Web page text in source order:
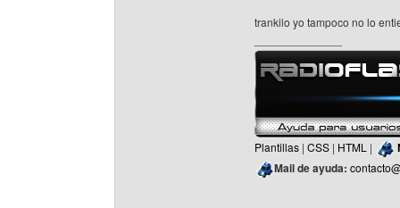
trankilo yo tampoco no lo
Plantillas | CSS | HTML |
Mail de ayuda: